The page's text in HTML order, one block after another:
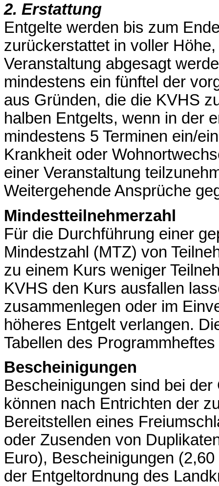
2. Erstattung
Entgelte werden bis zum
zurückerstattet in voller
Veranstaltung abgesagt
mindestens ein fünftel der
aus Gründen, die die KVHS
halben Entgelts, wenn in der
mindestens 5 Terminen ein/
Krankheit oder
einer Veranstaltung
Weitergehende Ansprüche
Mindestteilnehmerzahl
Für die Durchführung einer
Mindestzahl (MTZ) von
zu einem Kurs weniger
KVHS den Kurs ausfallen
zusammenlegen oder im
höheres Entgelt verlangen.
Tabellen des
Bescheinigungen
Bescheinigungen sind bei
können nach Entrichten der
Bereitstellen eines
oder Zusenden von
Euro), Bescheinigungen
der Entgeltordnung des